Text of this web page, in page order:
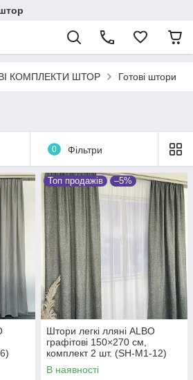
КОМПЛЕКТИ ШТОР Готові штори
0 Фільтри
Топ продажів –5%
Штори легкі лляні ALBO
графітові 150×270 см,
комплект 2 шт. (SH-M1-12)
В наявності